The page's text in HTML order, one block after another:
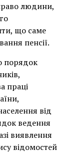
людини,
що саме
пенсії.
порядок
праці
від
ведення
виявлення
відомостей